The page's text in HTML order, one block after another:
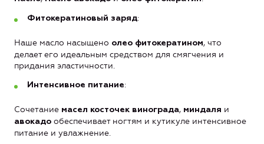
Фитокератиновый заряд:
Наше масло насыщено олео фитокератином, что
делает его идеальным средством для смягчения и
придания эластичности.
Интенсивное питание:
Сочетание масел косточек винограда, миндаля и
авокадо обеспечивает ногтям и кутикуле интенсивное
питание и увлажнение.